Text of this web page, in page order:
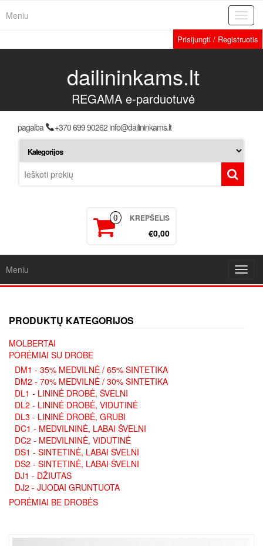
Meniu
Prisijungti / Registruotis
dailininkams.lt
REGAMA e-parduotuvė
pagalba +370 699 90262 info@dailininkams.lt
0 KREPŠELIS
€0,00
Meniu
PRODUKTŲ KATEGORIJOS
MOLBERTAI
PORĖMIAI SU DROBE
DM1 - 35% MEDVILNĖ / 65% SINTETIKA
DM2 - 70% MEDVILNĖ / 30% SINTETIKA
DL1 - LININĖ DROBĖ, ŠVELNI
DL2 - LININĖ DROBĖ, VIDUTINĖ
DL3 - LININĖ DROBĖ, GRUBI
DC1 - MEDVILNINĖ, LABAI ŠVELNI
DC2 - MEDVILNINĖ, VIDUTINĖ
DS1 - SINTETINĖ, LABAI ŠVELNI
DS2 - SINTETINĖ, LABAI ŠVELNI
DJ1 - DŽIUTAS
DJ2 - JUODAI GRUNTUOTA
PORĖMIAI BE DROBĖS